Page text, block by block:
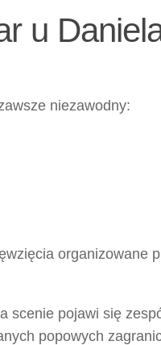
u
niezawodny:
organizowane
scenie pojawi się
popowych